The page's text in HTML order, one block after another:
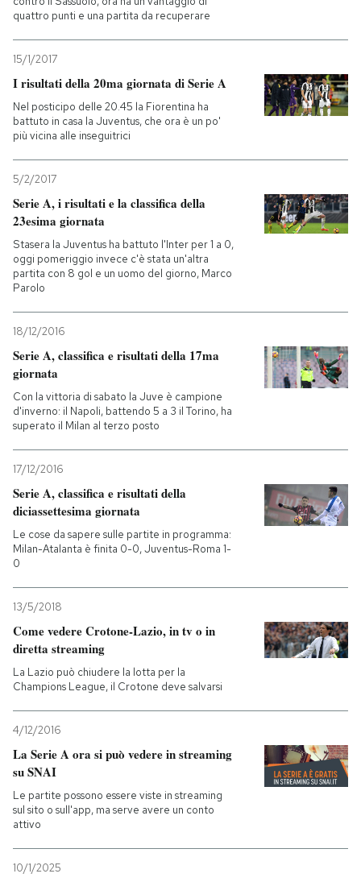
quattro punti e una partita da recuperare
15/1/2017
I risultati della 20ma giornata di Serie A
Nel posticipo delle 20.45 la Fiorentina ha
battuto in casa la Juventus, che ora è un po'
più vicina alle inseguitrici
5/2/2017
Serie A, i risultati e la classifica della
23esima giornata
Stasera la Juventus ha battuto l'Inter per 1 a 0,
oggi pomeriggio invece c'è stata un'altra
partita con 8 gol e un uomo del giorno, Marco
Parolo
18/12/2016
Serie A, classifica e risultati della 17ma
giornata
Con la vittoria di sabato la Juve è campione
d'inverno: il Napoli, battendo 5 a 3 il Torino, ha
superato il Milan al terzo posto
17/12/2016
Serie A, classifica e risultati della
diciassettesima giornata
Le cose da sapere sulle partite in programma:
Milan-Atalanta è finita 0-0, Juventus-Roma 1-
0
13/5/2018
Come vedere Crotone-Lazio, in tv o in
diretta streaming
La Lazio può chiudere la lotta per la
Champions League, il Crotone deve salvarsi
4/12/2016
La Serie A ora si può vedere in streaming
su SNAI
Le partite possono essere viste in streaming
sul sito o sull'app, ma serve avere un conto
attivo
10/1/2025